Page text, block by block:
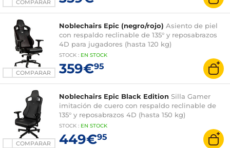
COMPARAR
COMPARAR
Noblechairs Epic (negro/rojo) Asiento de piel
con respaldo reclinable de 135° y reposabrazos
4D para jugadores (hasta 120 kg)
STOCK : EN STOCK
359€95
COMPARAR
Noblechairs Epic Black Edition Silla Gamer
imitación de cuero con respaldo reclinable de
135° y reposabrazos 4D (hasta 150 kg)
STOCK : EN STOCK
449€95